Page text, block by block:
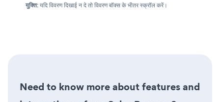
युक्ति:यदि विवरण दिखाई न दे तो विवरण बॉक्स के भीतर स्क्रॉल करें।
Need to know more about features and